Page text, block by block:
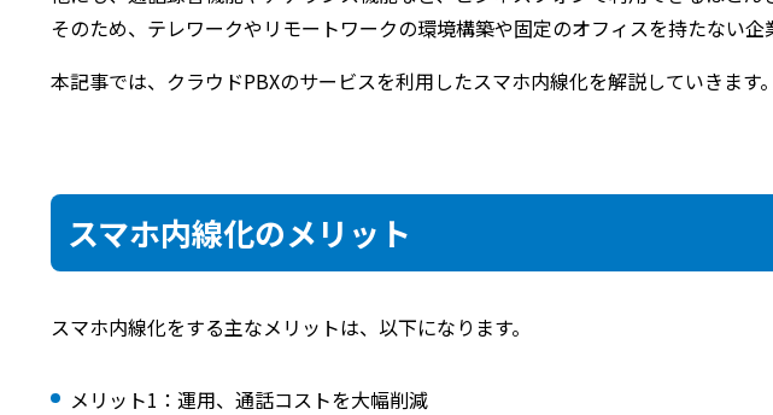
そのため、テレワークやリモートワークの環境構築や固定のオフィスを持たない企
本記事では、クラウドPBXのサービスを利用したスマホ内線化を解説していきます。
スマホ内線化のメリット
スマホ内線化をする主なメリットは、以下になります。
メリット1：運用、通話コストを大幅削減